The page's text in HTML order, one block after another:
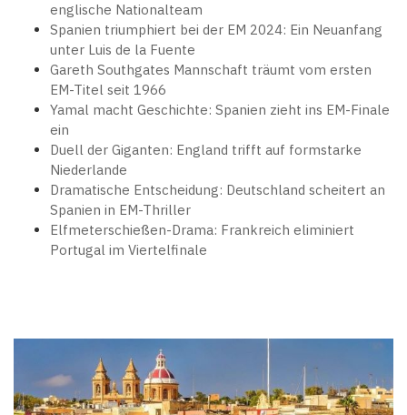
englische Nationalteam
Spanien triumphiert bei der EM 2024: Ein Neuanfang
unter Luis de la Fuente
Gareth Southgates Mannschaft träumt vom ersten
EM-Titel seit 1966
Yamal macht Geschichte: Spanien zieht ins EM-Finale
ein
Duell der Giganten: England trifft auf formstarke
Niederlande
Dramatische Entscheidung: Deutschland scheitert an
Spanien in EM-Thriller
Elfmeterschießen-Drama: Frankreich eliminiert
Portugal im Viertelfinale